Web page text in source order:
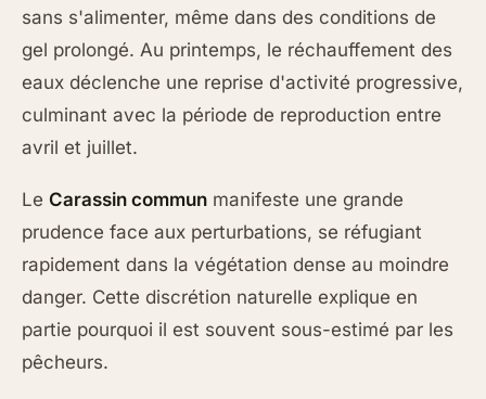
sans s'alimenter, même dans des conditions de
gel prolongé. Au printemps, le réchauffement des
eaux déclenche une reprise d'activité progressive,
culminant avec la période de reproduction entre
avril et juillet.
Le Carassin commun manifeste une grande
prudence face aux perturbations, se réfugiant
rapidement dans la végétation dense au moindre
danger. Cette discrétion naturelle explique en
partie pourquoi il est souvent sous-estimé par les
pêcheurs.